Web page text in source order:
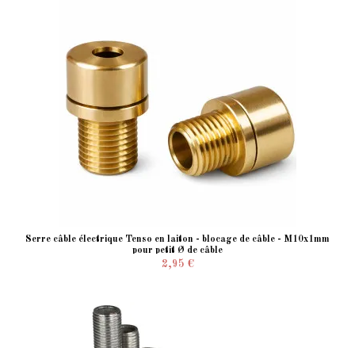
Serre câble électrique Tenso en laiton - blocage de câble - M10x1mm
pour petit Ø de câble
2,95 €